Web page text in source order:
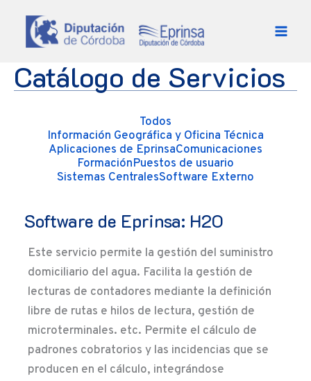
Catálogo de Servicios
Todos
Información Geográfica y Oficina Técnica
Aplicaciones de EprinsaComunicaciones
FormaciónPuestos de usuario
Sistemas CentralesSoftware Externo
Software de Eprinsa: H2O
Este servicio permite la gestión del suministro
domiciliario del agua. Facilita la gestión de
lecturas de contadores mediante la definición
libre de rutas e hilos de lectura, gestión de
microterminales. etc. Permite el cálculo de
padrones cobratorios y las incidencias que se
producen en el cálculo, integrándose